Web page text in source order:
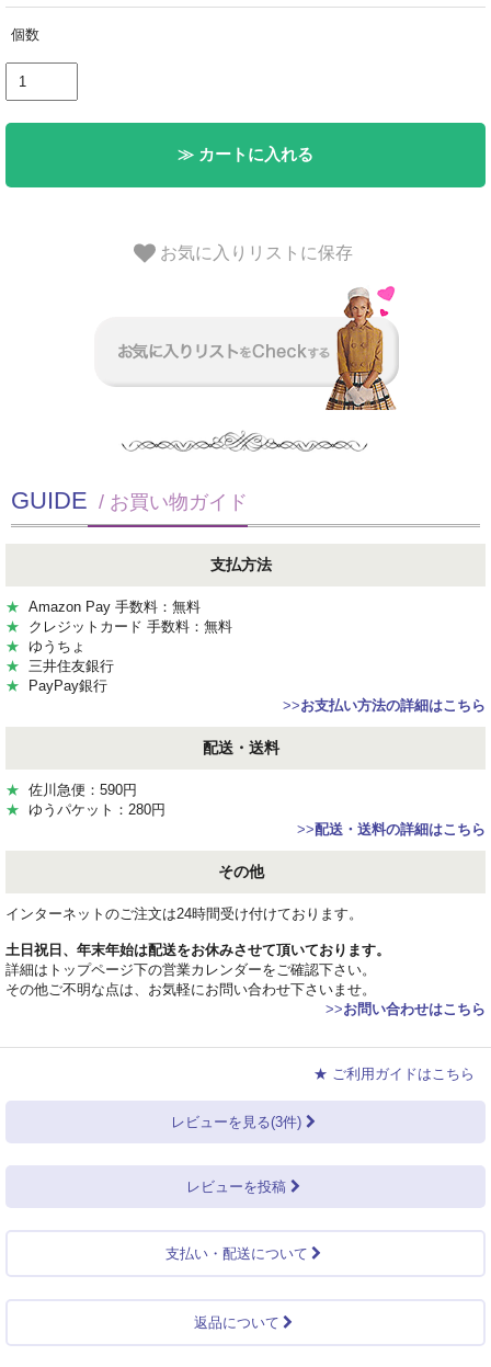
個数
≫ カートに入れる
お気に入りリストに保存
GUIDE / お買い物ガイド
支払方法
★ Amazon Pay 手数料：無料
★ クレジットカード 手数料：無料
★ ゆうちょ
★ 三井住友銀行
★ PayPay銀行
>>お支払い方法の詳細はこちら
配送・送料
★ 佐川急便：590円
★ ゆうパケット：280円
>>配送・送料の詳細はこちら
その他
インターネットのご注文は24時間受け付けております。
土日祝日、年末年始は配送をお休みさせて頂いております。
詳細はトップページ下の営業カレンダーをご確認下さい。
その他ご不明な点は、お気軽にお問い合わせ下さいませ。
>>お問い合わせはこちら
★ ご利用ガイドはこちら
レビューを見る(3件)
レビューを投稿
支払い・配送について
返品について